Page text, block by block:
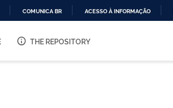
O
COMUNICA BR ACESSO À INFORMAÇÃO
THE REPOSITORY